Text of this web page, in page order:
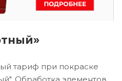
тариф при покраске